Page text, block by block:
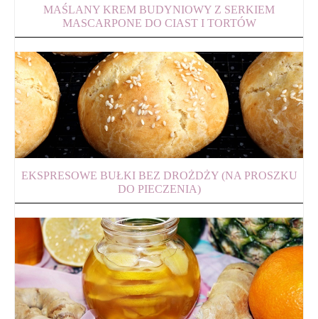
MAŚLANY KREM BUDYNIOWY Z SERKIEM
MASCARPONE DO CIAST I TORTÓW
EKSPRESOWE BUŁKI BEZ DROŻDŻY (NA PROSZKU
DO PIECZENIA)